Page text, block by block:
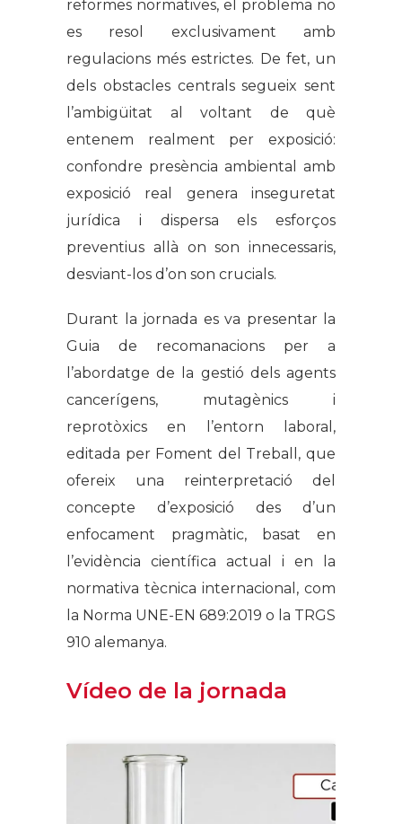
reformes normatives, el problema no
es resol exclusivament amb
regulacions més estrictes. De fet, un
dels obstacles centrals segueix sent
l’ambigüitat al voltant de què
entenem realment per exposició:
confondre presència ambiental amb
exposició real genera inseguretat
jurídica i dispersa els esforços
preventius allà on son innecessaris,
desviant-los d’on son crucials.
Durant la jornada es va presentar la
Guia de recomanacions per a
l’abordatge de la gestió dels agents
cancerígens, mutagènics i
reprotòxics en l’entorn laboral,
editada per Foment del Treball, que
ofereix una reinterpretació del
concepte d’exposició des d’un
enfocament pragmàtic, basat en
l’evidència científica actual i en la
normativa tècnica internacional, com
la Norma UNE-EN 689:2019 o la TRGS
910 alemanya.
Vídeo de la jornada